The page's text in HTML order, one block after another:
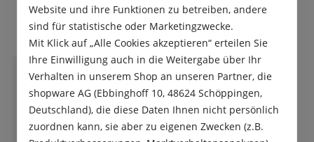
Das sagen unsere Kunden
E Eva-Maria Öfner
Website und ihre Funktionen zu betreiben, andere
sind für statistische oder Marketingzwecke.
Mit Klick auf „Alle Cookies akzeptieren“ erteilen Sie
Ihre Einwilligung auch in die Weitergabe über Ihr
Verhalten in unserem Shop an unseren Partner, die
shopware AG (Ebbinghoff 10, 48624 Schöppingen,
Deutschland), die diese Daten Ihnen nicht persönlich
zuordnen kann, sie aber zu eigenen Zwecken (z.B.